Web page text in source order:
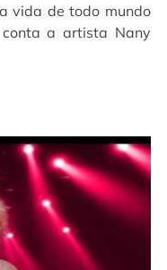
vida de todo mundo
conta a artista Nany